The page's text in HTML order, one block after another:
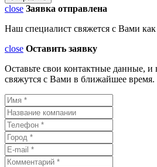
close Заявка отправлена
Наш специалист свяжется с Вами
close Оставить заявку
Оставьте свои контактные данные,
свяжутся с Вами в ближайшее время.